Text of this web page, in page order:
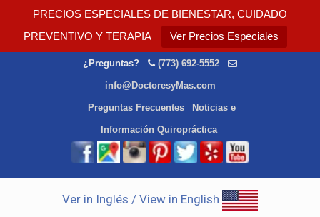
PRECIOS ESPECIALES DE BIENESTAR, CUIDADO
PREVENTIVO Y TERAPIA
Ver Precios Especiales
¿Preguntas? (773) 692-5552
info@DoctoresyMas.com
Preguntas Frecuentes Noticias e
Información Quiropráctica
Ver in Inglés / View in English